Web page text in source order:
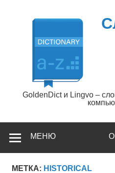
содержимому
GoldenDict и Lingvo –
МЕНЮ
МЕТКА: HISTORICAL